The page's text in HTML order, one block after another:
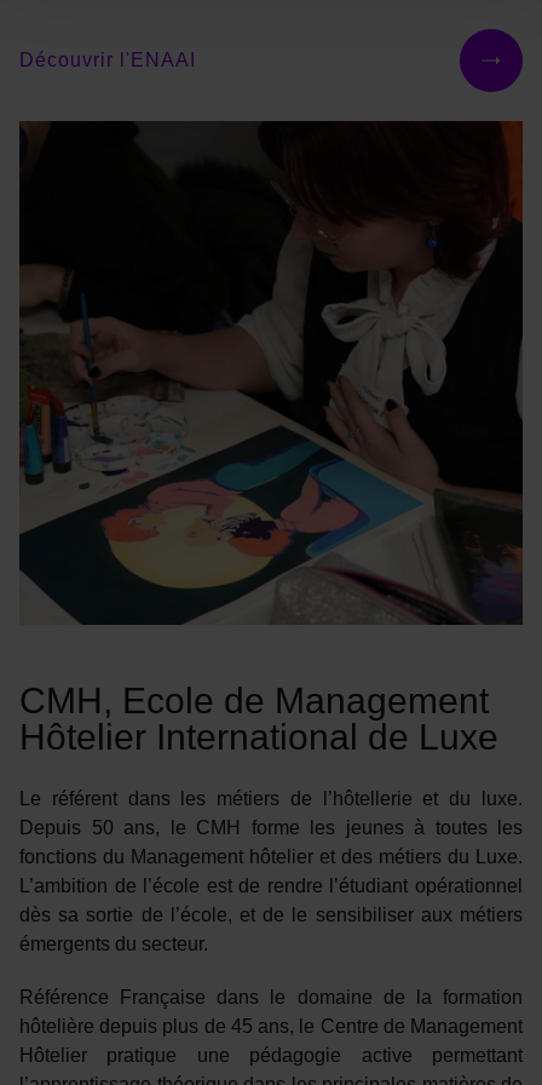
Découvrir l'ENAAI
CMH, Ecole de Management
Hôtelier International de Luxe
Le référent dans les métiers de l’hôtellerie et du luxe.
Depuis 50 ans, le CMH forme les jeunes à toutes les
fonctions du Management hôtelier et des métiers du Luxe.
L’ambition de l’école est de rendre l’étudiant opérationnel
dès sa sortie de l’école, et de le sensibiliser aux métiers
émergents du secteur.
Référence Française dans le domaine de la formation
hôtelière depuis plus de 45 ans, le Centre de Management
Hôtelier pratique une pédagogie active permettant